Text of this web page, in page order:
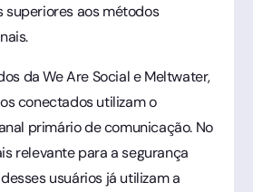
superiores aos métodos
da We Are Social e Meltwater,
conectados utilizam o
primário de comunicação. No
relevante para a segurança
usuários já utilizam a